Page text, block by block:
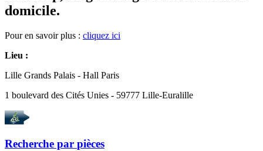
domicile.
Pour en savoir plus : cliquez ici
Lieu :
Lille Grands Palais - Hall Paris
1 boulevard des Cités Unies - 59777 Lille-Euralille
Recherche par pièces